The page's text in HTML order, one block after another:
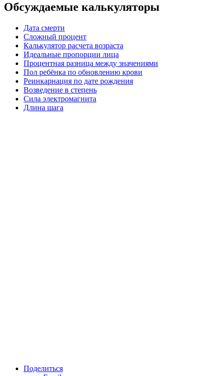
Обсуждаемые калькуляторы
Дата смерти
Сложный процент
Калькулятор расчета возраста
Идеальные пропорции лица
Процентная разница между значениями
Пол ребёнка по обновлению крови
Реинкарнация по дате рождения
Возведение в степень
Сила электромагнита
Длина шага
Поделиться